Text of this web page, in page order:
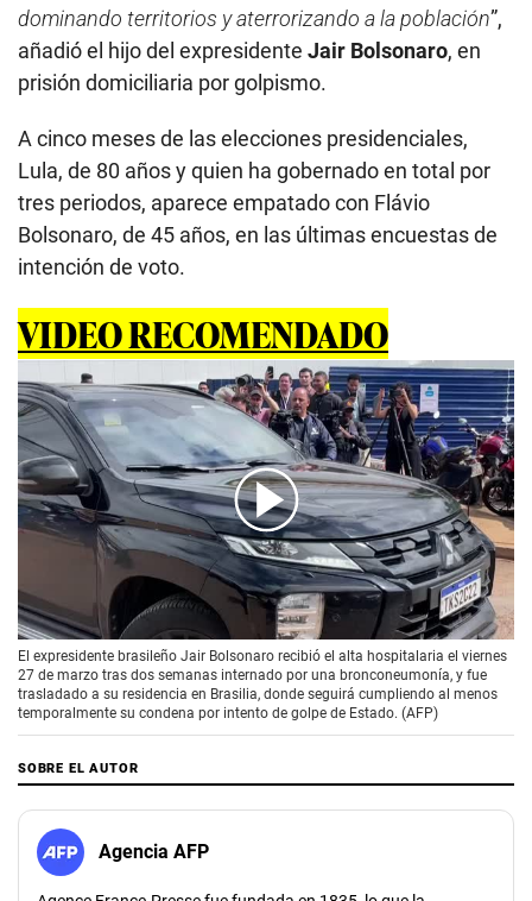
dominando territorios y aterrorizando a la población”,
añadió el hijo del expresidente Jair Bolsonaro, en
prisión domiciliaria por golpismo.
A cinco meses de las elecciones presidenciales,
Lula, de 80 años y quien ha gobernado en total por
tres periodos, aparece empatado con Flávio
Bolsonaro, de 45 años, en las últimas encuestas de
intención de voto.
VIDEO RECOMENDADO
00:00/01:38
El expresidente brasileño Jair Bolsonaro recibió el alta hospitalaria el viernes
27 de marzo tras dos semanas internado por una bronconeumonía, y fue
trasladado a su residencia en Brasilia, donde seguirá cumpliendo al menos
temporalmente su condena por intento de golpe de Estado. (AFP)
SOBRE EL AUTOR
Agencia AFP